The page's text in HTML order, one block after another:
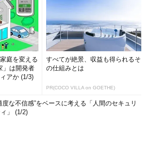
庭を変える
は開発者
アか (1/3)
すべてが絶景、収益も得られるそ
の仕組みとは
PR(COCO VILLA on GOETHE)
度な不信感”をベースに考える「人間のセキュリ
」 (1/2)